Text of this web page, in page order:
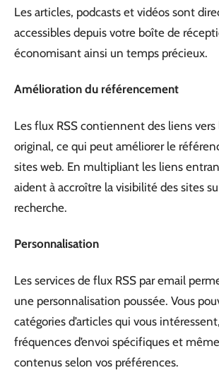
Les articles, podcasts et vidéos sont
accessibles depuis votre boîte de
économisant ainsi un temps précieux.
Amélioration du référencement
Les flux RSS contiennent des liens
original, ce qui peut améliorer le
sites web. En multipliant les liens
aident à accroître la visibilité des sites
recherche.
Personnalisation
Les services de flux RSS par email
une personnalisation poussée. Vous
catégories d’articles qui vous
fréquences d’envoi spécifiques et
contenus selon vos préférences.